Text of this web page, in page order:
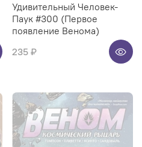
Удивительный Человек-
Паук #300 (Первое
появление Венома)
235 ₽